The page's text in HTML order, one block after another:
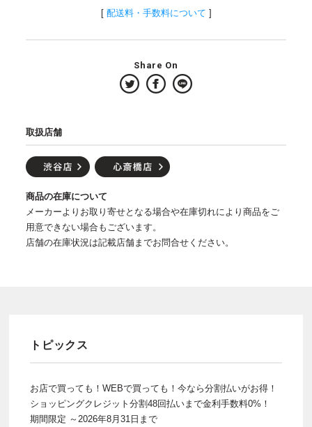
[ 配送料・手数料について ]
Share On
取扱店舗
商品の在庫について
メーカーよりお取り寄せとなる場合や在庫切れにより商品をご
用意できない場合もございます。
店舗の在庫状況は記載店舗までお問合せください。
トピックス
お店で買っても！WEBで買っても！今なら分割払いがお得！
ショッピングクレジット分割48回払いまで金利手数料0%！
期間限定 ～2026年8月31日まで